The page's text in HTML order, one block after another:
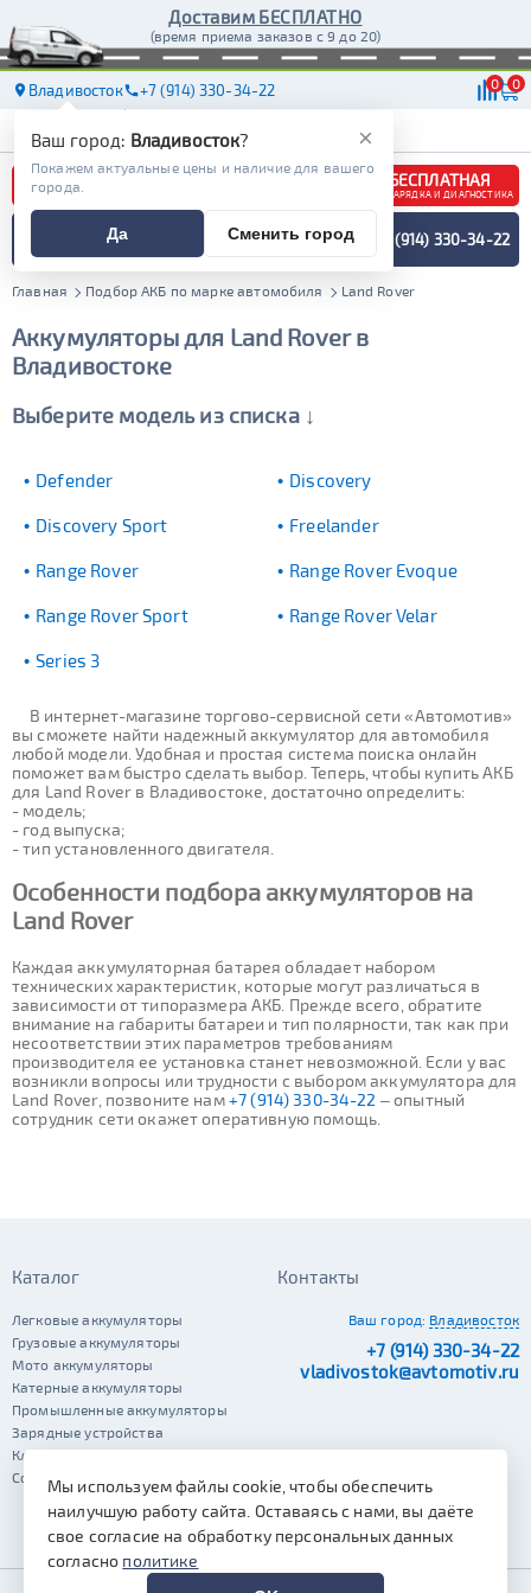
Доставим БЕСПЛАТНО
(время приема заказов с 9 до 20)
Владивосток +7 (914) 330-34-22 0 0
АКБ ДОСТАВКА
БЕСПЛАТНАЯ
ЗАРЯДКА И ДИАГНОСТИКА
ПОДБОР АККУМУЛЯТОРА
СПЕЦИАЛИСТОМ +7 (914) 330-34-22
Главная Подбор АКБ по марке автомобиля Land Rover
Аккумуляторы для Land Rover в
Владивостоке
Выберите модель из списка ↓
Defender Discovery
Discovery Sport Freelander
Range Rover Range Rover Evoque
Range Rover Sport Range Rover Velar
Series 3
В интернет-магазине торгово-сервисной сети «Автомотив»
вы сможете найти надежный аккумулятор для автомобиля
любой модели. Удобная и простая система поиска онлайн
поможет вам быстро сделать выбор. Теперь, чтобы купить АКБ
для Land Rover в Владивостоке, достаточно определить:
- модель;
- год выпуска;
- тип установленного двигателя.
Особенности подбора аккумуляторов на
Land Rover
Каждая аккумуляторная батарея обладает набором
технических характеристик, которые могут различаться в
зависимости от типоразмера АКБ. Прежде всего, обратите
внимание на габариты батареи и тип полярности, так как при
несоответствии этих параметров требованиям
производителя ее установка станет невозможной. Если у вас
возникли вопросы или трудности с выбором аккумулятора для
Land Rover, позвоните нам+7 (914) 330-34-22 – опытный
сотрудник сети окажет оперативную помощь.
×
Ваш город: Владивосток?
Покажем актуальные цены и наличие для вашего
города.
Да Сменить город
Каталог
Легковые аккумуляторы
Грузовые аккумуляторы
Мото аккумуляторы
Катерные аккумуляторы
Промышленные аккумуляторы
Зарядные устройства
Клеммы
Сопутствующие автотовары
Контакты
Ваш город: Владивосток
+7 (914) 330-34-22
vladivostok@avtomotiv.ru
Мы используем файлы cookie, чтобы обеспечить
наилучшую работу сайта. Оставаясь с нами, вы даёте
свое согласие на обработку персональных данных
согласно политике